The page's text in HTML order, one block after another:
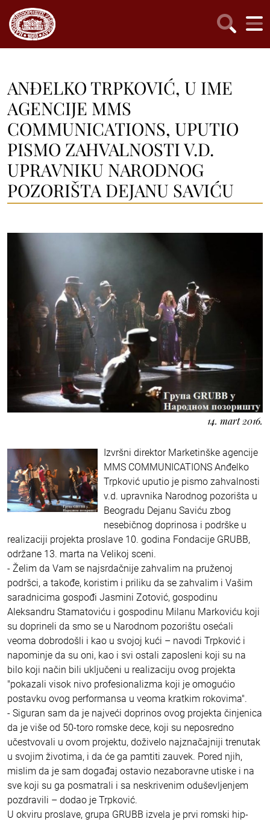
ANĐELKO TRPKOVIĆ, U IME
AGENCIJE MMS
COMMUNICATIONS, UPUTIO
PISMO ZAHVALNOSTI V.D.
UPRAVNIKU NARODNOG
POZORIŠTA DEJANU SAVIĆU
14. mart 2016.
Izvršni direktor Marketinške agencije
MMS COMMUNICATIONS Anđelko
Trpković uputio je pismo zahvalnosti
v.d. upravnika Narodnog pozorišta u
Beogradu Dejanu Saviću zbog
nesebičnog doprinosa i podrške u
realizaciji projekta proslave 10. godina Fondacije GRUBB,
održane 13. marta na Velikoj sceni.
- Želim da Vam se najsrdačnije zahvalim na pruženoj
podršci, a takođe, koristim i priliku da se zahvalim i Vašim
saradnicima gospođi Jasmini Zotović, gospodinu
Aleksandru Stamatoviću i gospodinu Milanu Markoviću koji
su doprineli da smo se u Narodnom pozorištu osećali
veoma dobrodošli i kao u svojoj kući – navodi Trpković i
napominje da su oni, kao i svi ostali zaposleni koji su na
bilo koji način bili uključeni u realizaciju ovog projekta
"pokazali visok nivo profesionalizma koji je omogućio
postavku ovog performansa u veoma kratkim rokovima".
- Siguran sam da je najveći doprinos ovog projekta činjenica
da je više od 50-toro romske dece, koji su neposredno
učestvovali u ovom projektu, doživelo najznačajniji trenutak
u svojim životima, i da će ga pamtiti zauvek. Pored njih,
mislim da je sam događaj ostavio nezaboravne utiske i na
sve koji su ga posmatrali i sa neskrivenim oduševljenjem
pozdravili – dodao je Trpković.
U okviru proslave, grupa GRUBB izvela je prvi romski hip-